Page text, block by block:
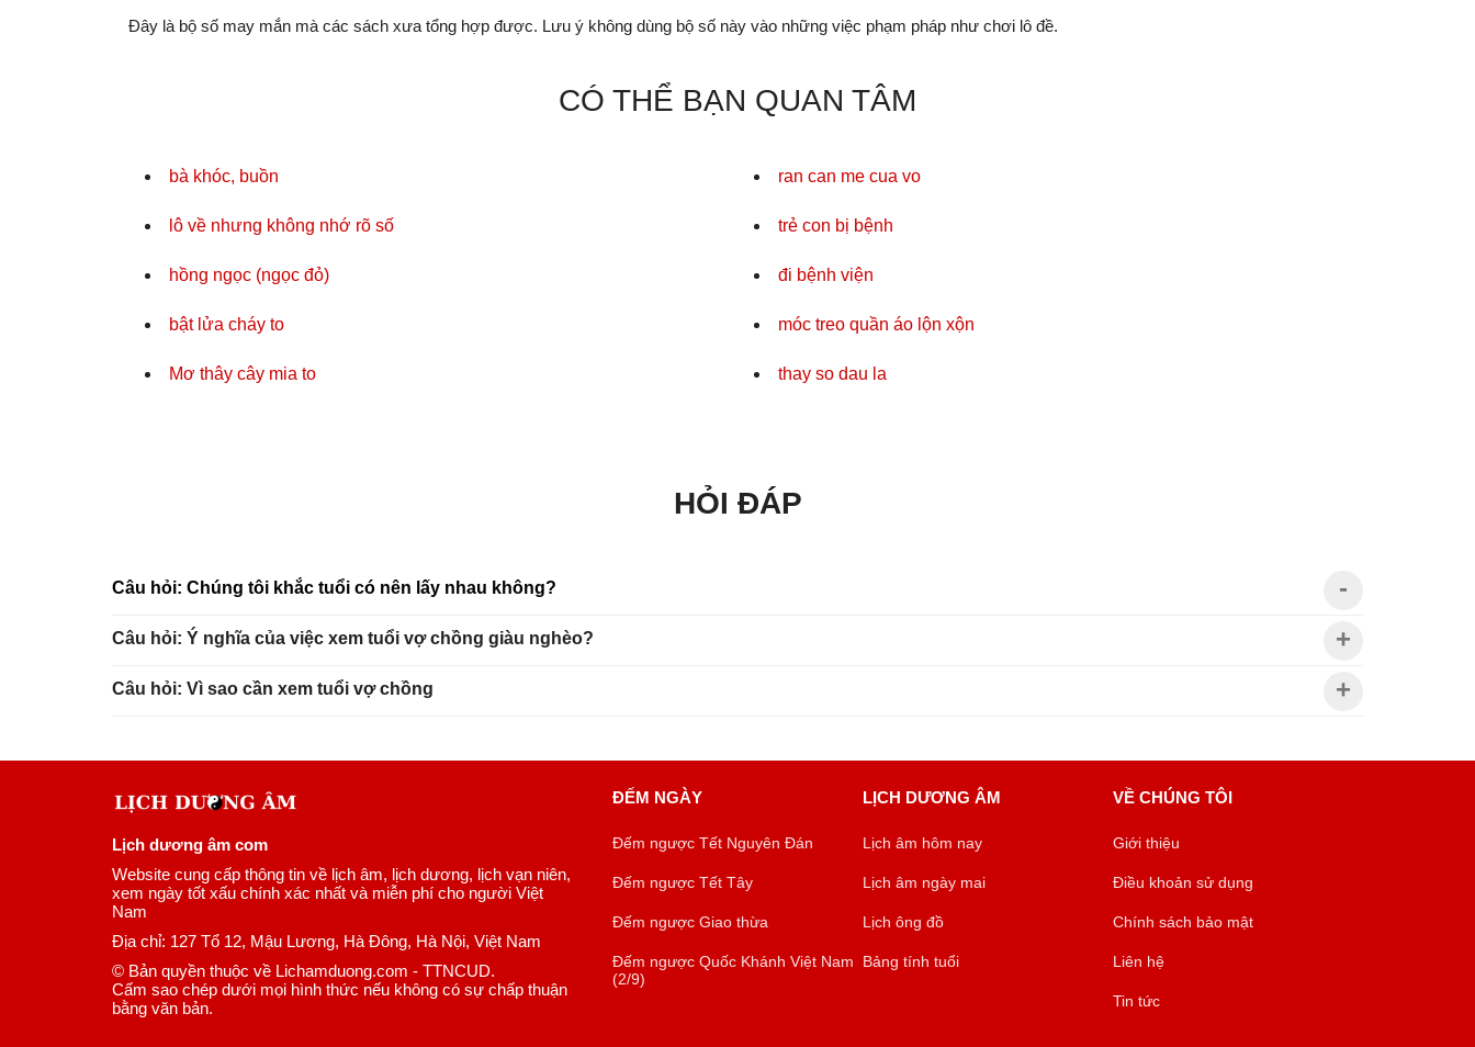
Đây là bộ số may mắn mà các sách xưa tổng hợp được. Lưu ý không dùng bộ số này vào những việc phạm pháp như chơi lô đề.
CÓ THỂ BẠN QUAN TÂM
bà khóc, buồn
lô về nhưng không nhớ rõ số
hồng ngọc (ngọc đỏ)
bật lửa cháy to
Mơ thây cây mia to
ran can me cua vo
trẻ con bị bệnh
đi bệnh viện
móc treo quần áo lộn xộn
thay so dau la
HỎI ĐÁP
Câu hỏi: Chúng tôi khắc tuổi có nên lấy nhau không?
Câu hỏi: Ý nghĩa của việc xem tuổi vợ chồng giàu nghèo?
Câu hỏi: Vì sao cần xem tuổi vợ chồng
Lịch dương âm com
Website cung cấp thông tin về lịch âm, lịch dương, lịch vạn niên,
xem ngày tốt xấu chính xác nhất và miễn phí cho người Việt
Nam
Địa chỉ: 127 Tổ 12, Mậu Lương, Hà Đông, Hà Nội, Việt Nam
© Bản quyền thuộc về Lichamduong.com - TTNCUD.
Cấm sao chép dưới mọi hình thức nếu không có sự chấp thuận
bằng văn bản.
ĐẾM NGÀY
Đếm ngược Tết Nguyên Đán
Đếm ngược Tết Tây
Đếm ngược Giao thừa
Đếm ngược Quốc Khánh Việt Nam
(2/9)
LỊCH DƯƠNG ÂM
Lịch âm hôm nay
Lịch âm ngày mai
Lịch ông đồ
Bảng tính tuổi
VỀ CHÚNG TÔI
Giới thiệu
Điều khoản sử dụng
Chính sách bảo mật
Liên hệ
Tin tức